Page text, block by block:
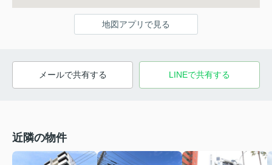
地図アプリで見る
メールで共有する LINEで共有する
近隣の物件